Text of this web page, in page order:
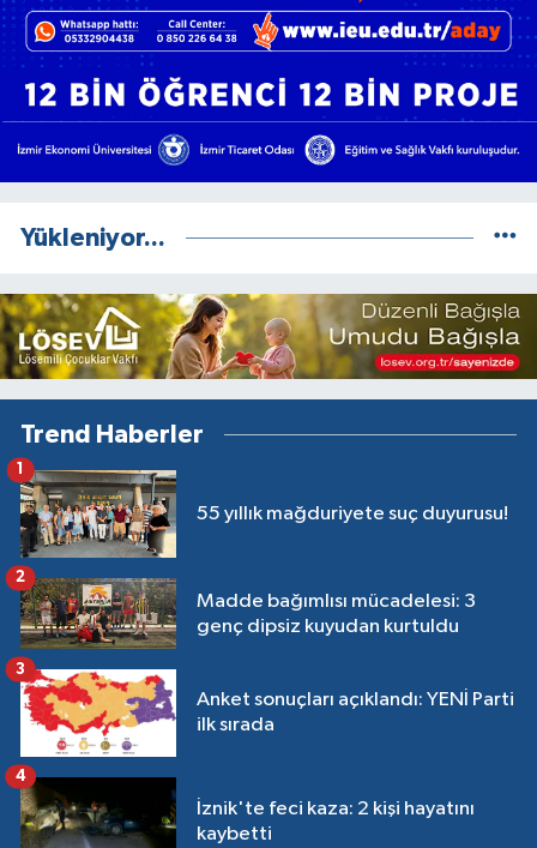
Yükleniyor...
Trend Haberler
55 yıllık mağduriyete suç duyurusu!
Madde bağımlısı mücadelesi: 3
genç dipsiz kuyudan kurtuldu
2
Anket sonuçları açıklandı: YENİ Parti
ilk sırada
3
İznik'te feci kaza: 2 kişi hayatını
kaybetti
4